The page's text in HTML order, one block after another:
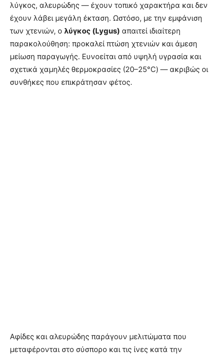
λύγκος, αλευρώδης — έχουν τοπικό χαρακτήρα και δεν
έχουν λάβει μεγάλη έκταση. Ωστόσο, με την εμφάνιση
των χτενιών, ο λύγκος (Lygus) απαιτεί ιδιαίτερη
παρακολούθηση: προκαλεί πτώση χτενιών και άμεση
μείωση παραγωγής. Ευνοείται από υψηλή υγρασία και
σχετικά χαμηλές θερμοκρασίες (20–25°C) — ακριβώς οι
συνθήκες που επικράτησαν φέτος.
Αφίδες και αλευρώδης παράγουν μελιτώματα που
μεταφέρονται στο σύσπορο και τις ίνες κατά την